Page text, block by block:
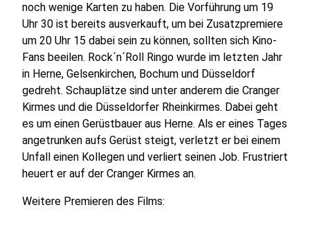
noch wenige Karten zu haben. Die Vorführung um 19
Uhr 30 ist bereits ausverkauft, um bei Zusatzpremiere
um 20 Uhr 15 dabei sein zu können, sollten sich Kino-
Fans beeilen. Rock´n´Roll Ringo wurde im letzten Jahr
in Herne, Gelsenkirchen, Bochum und Düsseldorf
gedreht. Schauplätze sind unter anderem die Cranger
Kirmes und die Düsseldorfer Rheinkirmes. Dabei geht
es um einen Gerüstbauer aus Herne. Als er eines Tages
angetrunken aufs Gerüst steigt, verletzt er bei einem
Unfall einen Kollegen und verliert seinen Job. Frustriert
heuert er auf der Cranger Kirmes an.
Weitere Premieren des Films: